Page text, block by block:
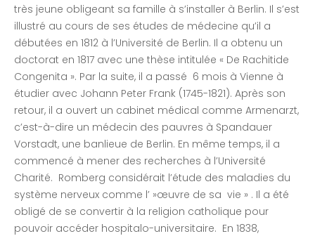
très jeune obligeant sa famille à s’installer à Berlin. Il s’est
illustré au cours de ses études de médecine qu’il a
débutées en 1812 à l’Université de Berlin. Il a obtenu un
doctorat en 1817 avec une thèse intitulée « De Rachitide
Congenita ». Par la suite, il a passé 6 mois à Vienne à
étudier avec Johann Peter Frank (1745-1821). Après son
retour, il a ouvert un cabinet médical comme Armenarzt,
c’est-à-dire un médecin des pauvres à Spandauer
Vorstadt, une banlieue de Berlin. En même temps, il a
commencé à mener des recherches à l’Université
Charité. Romberg considérait l’étude des maladies du
système nerveux comme l’ »œuvre de sa vie » . Il a été
obligé de se convertir à la religion catholique pour
pouvoir accéder hospitalo-universitaire. En 1838,